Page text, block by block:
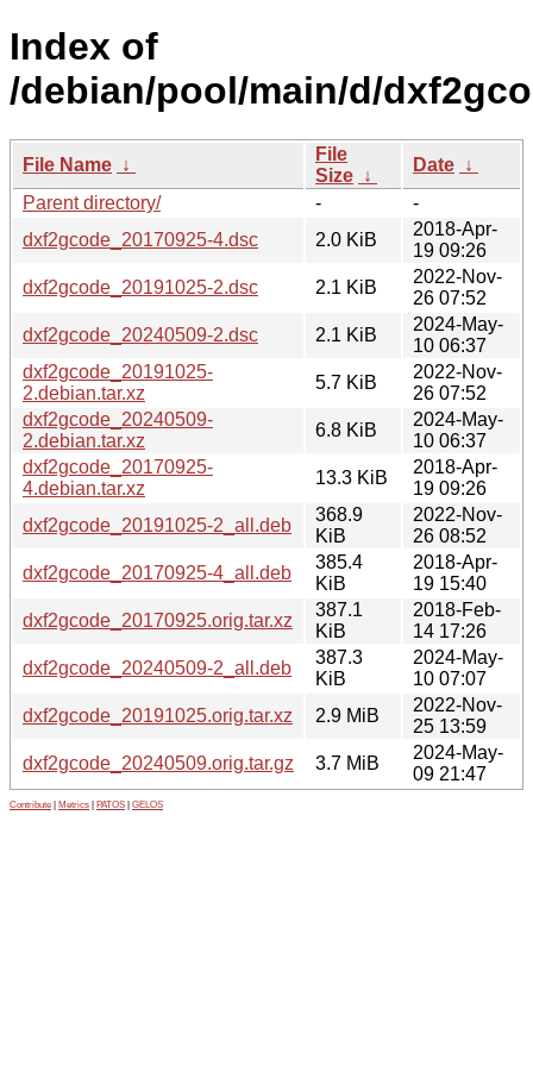
Index of
/debian/pool/main/d/
File Name ↓
File
Size ↓
Date ↓
Parent directory/
-
-
dxf2gcode_20170925-4.dsc
2.0 KiB
2018-Apr-
19 09:26
dxf2gcode_20191025-2.dsc
2.1 KiB
2022-Nov-
26 07:52
dxf2gcode_20240509-2.dsc
2.1 KiB
2024-May-
10 06:37
dxf2gcode_20191025-
2.debian.tar.xz
5.7 KiB
2022-Nov-
26 07:52
dxf2gcode_20240509-
2.debian.tar.xz
6.8 KiB
2024-May-
10 06:37
dxf2gcode_20170925-
4.debian.tar.xz
13.3 KiB
2018-Apr-
19 09:26
dxf2gcode_20191025-2_all.deb
368.9
KiB
2022-Nov-
26 08:52
dxf2gcode_20170925-4_all.deb
385.4
KiB
2018-Apr-
19 15:40
dxf2gcode_20170925.orig.tar.xz
387.1
KiB
2018-Feb-
14 17:26
dxf2gcode_20240509-2_all.deb
387.3
KiB
2024-May-
10 07:07
dxf2gcode_20191025.orig.tar.xz
2.9 MiB
2022-Nov-
25 13:59
dxf2gcode_20240509.orig.tar.gz
3.7 MiB
2024-May-
09 21:47
Contribute Metrics PATOS GELOS